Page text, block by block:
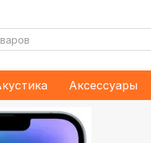
Аксессуары